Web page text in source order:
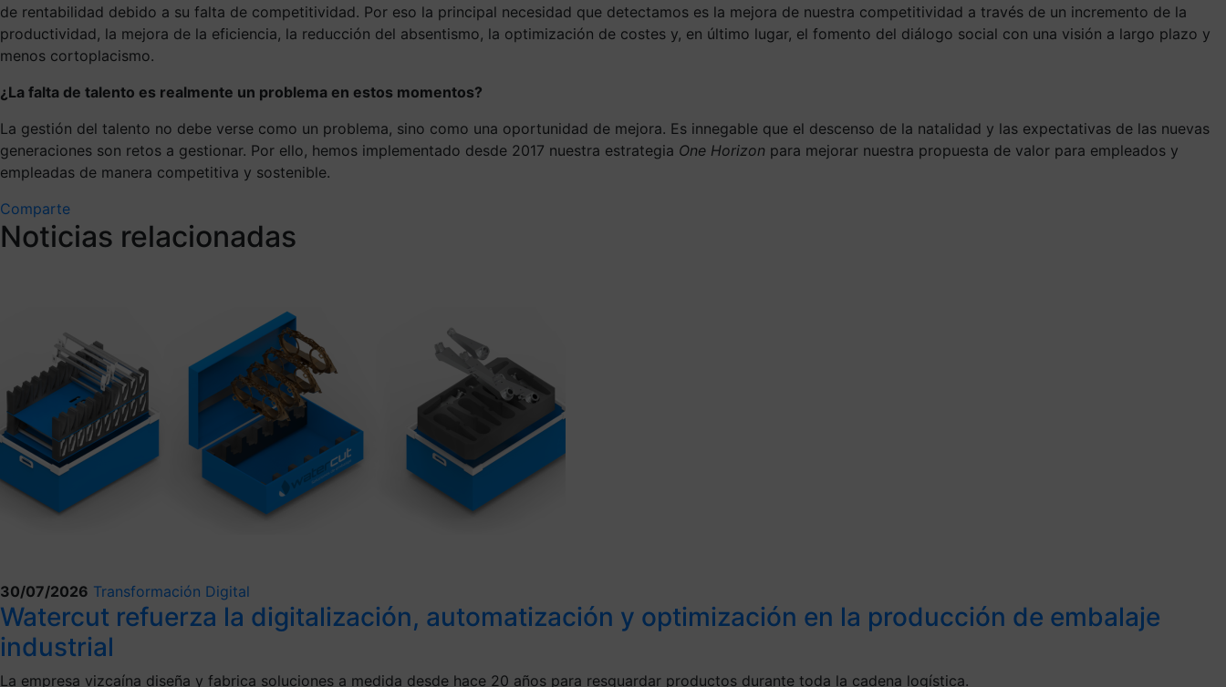
de rentabilidad debido a su falta de competitividad. Por eso la principal necesidad que detectamos es la mejora de nuestra competitividad a través de un incremento de la
productividad, la mejora de la eficiencia, la reducción del absentismo, la optimización de costes y, en último lugar, el fomento del diálogo social con una visión a largo plazo y
menos cortoplacismo.
¿La falta de talento es realmente un problema en estos momentos?
La gestión del talento no debe verse como un problema, sino como una oportunidad de mejora. Es innegable que el descenso de la natalidad y las expectativas de las nuevas
generaciones son retos a gestionar. Por ello, hemos implementado desde 2017 nuestra estrategia One Horizon para mejorar nuestra propuesta de valor para empleados y
empleadas de manera competitiva y sostenible.
Comparte
Noticias relacionadas
30/07/2026 Transformación Digital
Watercut refuerza la digitalización, automatización y optimización en la producción de embalaje
industrial
La empresa vizcaína diseña y fabrica soluciones a medida desde hace 20 años para resguardar productos durante toda la cadena logística.